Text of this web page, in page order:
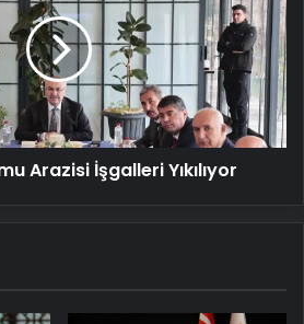
Arazisi İşgalleri Yıkılıyor